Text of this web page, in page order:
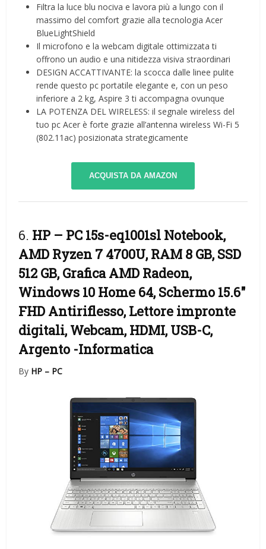
Filtra la luce blu nociva e lavora più a lungo con il
massimo del comfort grazie alla tecnologia Acer
BlueLightShield
Il microfono e la webcam digitale ottimizzata ti
offrono un audio e una nitidezza visiva straordinari
DESIGN ACCATTIVANTE: la scocca dalle linee pulite
rende questo pc portatile elegante e, con un peso
inferiore a 2 kg, Aspire 3 ti accompagna ovunque
LA POTENZA DEL WIRELESS: il segnale wireless del
tuo pc Acer è forte grazie all’antenna wireless Wi-Fi 5
(802.11ac) posizionata strategicamente
ACQUISTA DA AMAZON
6. HP – PC 15s-eq1001sl Notebook,
AMD Ryzen 7 4700U, RAM 8 GB, SSD
512 GB, Grafica AMD Radeon,
Windows 10 Home 64, Schermo 15.6″
FHD Antiriflesso, Lettore impronte
digitali, Webcam, HDMI, USB-C,
Argento -Informatica
By HP – PC